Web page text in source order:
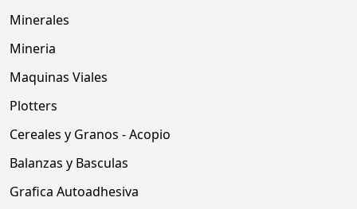
Minerales
Mineria
Maquinas Viales
Plotters
Cereales y Granos - Acopio
Balanzas y Basculas
Grafica Autoadhesiva